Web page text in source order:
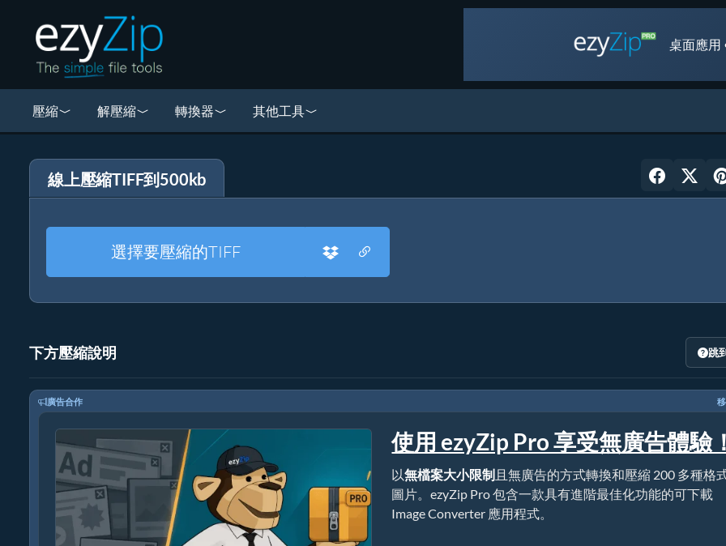
桌面應用
壓縮 解壓縮 轉換器 其他工具
線上壓縮TIFF到500kb
選擇要壓縮的TIFF
下方壓縮說明 跳
廣告合作
使用 ezyZip Pro 享受無廣告體驗
以無檔案大小限制且無廣告的方式轉換和壓縮 200 多種格
圖片。ezyZip Pro 包含一款具有進階最佳化功能的可下載
Image Converter 應用程式。